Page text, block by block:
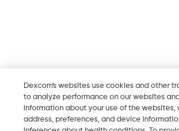
Dexcom's websites use cookies and other
to analyze performance on our websites
information about your use of the websites,
address, preferences, and device